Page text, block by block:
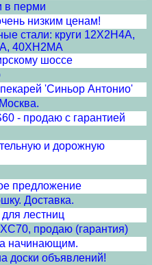
в перми
низким ценам!
стали: круги 12Х2Н4А,
40ХН2МА
шоссе
'Синьор Антонио'
- продаю с гарантией
и дорожную
предложение
Доставка.
лестниц
продаю (гарантия)
начинающим.
доски объявлений!